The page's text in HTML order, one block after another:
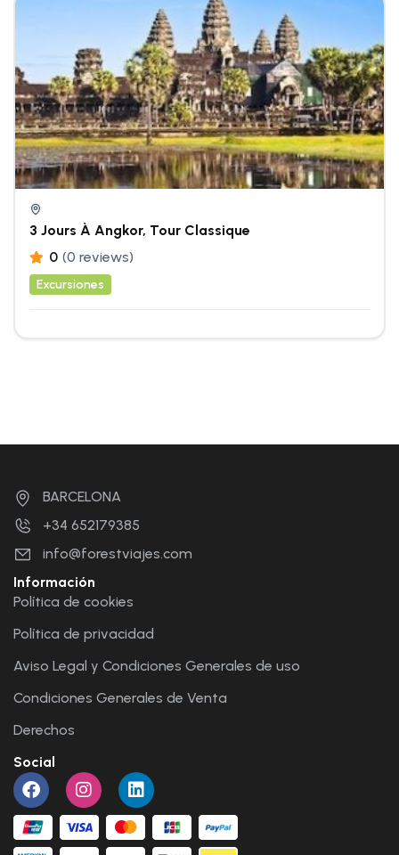
3 Jours À Angkor, Tour Classique
0 (0 reviews)
Excursiones
BARCELONA
+34 652179385
info@forestviajes.com
Información
Política de cookies
Política de privacidad
Aviso Legal y Condiciones Generales de uso
Condiciones Generales de Venta
Derechos
Social